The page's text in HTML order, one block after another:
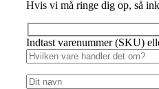
Hvis vi må ringe dig op, så
Indtast varenummer (SKU)